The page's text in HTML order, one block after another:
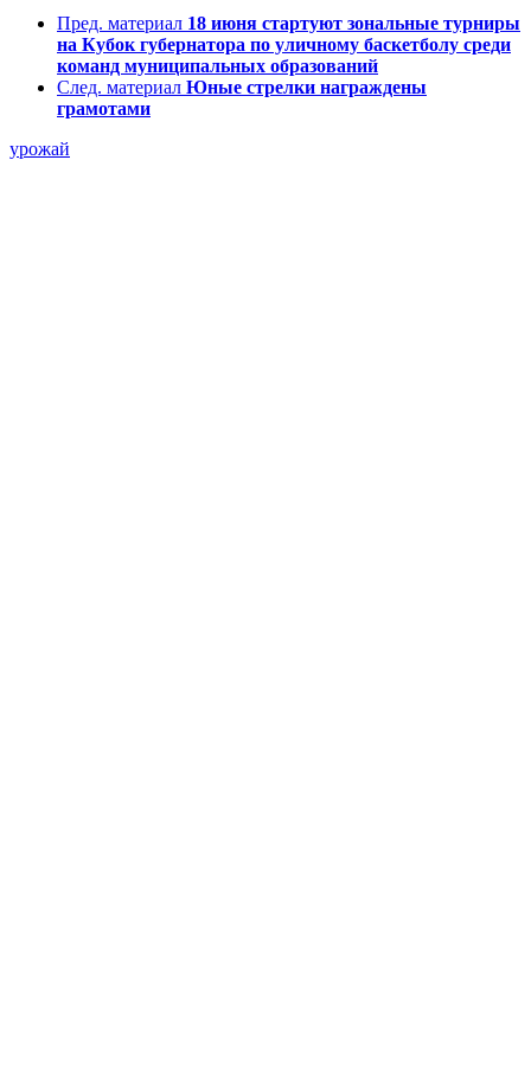
Пред. материал 18 июня стартуют зональные турниры
на Кубок губернатора по уличному баскетболу среди
команд муниципальных образований
След. материал Юные стрелки награждены
грамотами
урожай